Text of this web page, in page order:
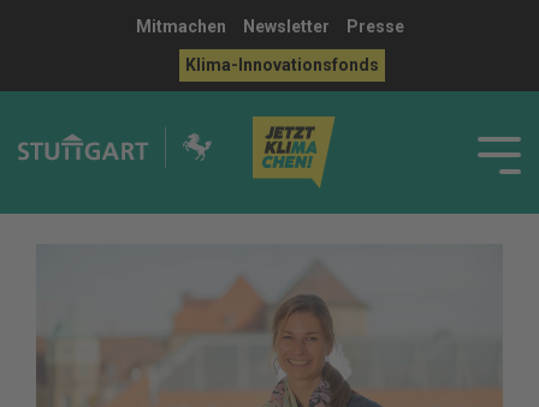
Mitmachen Newsletter
Presse
Klima-Innovationsfonds